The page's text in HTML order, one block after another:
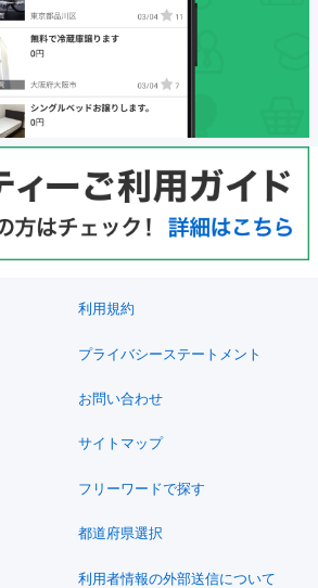
利用規約
プライバシーステートメント
お問い合わせ
サイトマップ
フリーワードで探す
都道府県選択
利用者情報の外部送信について